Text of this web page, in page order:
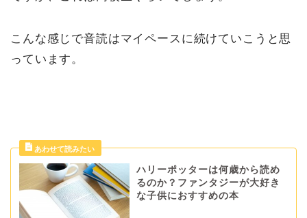
こんな感じで音読はマイペースに続けていこうと思
っています。
ハリーポッターは何歳から読め
るのか？ファンタジーが大好き
な子供におすすめの本